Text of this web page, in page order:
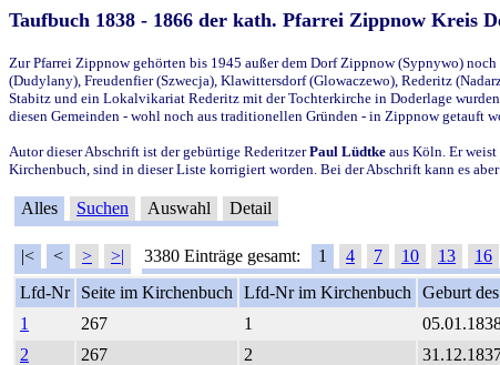
Taufbuch 1838 - 1866 der kath. Pfarrei Zippnow Kreis
Zur Pfarrei Zippnow gehörten bis 1945 außer dem Dorf Zippnow (Sypnywo)
(Dudylany), Freudenfier (Szwecja), Klawittersdorf (Glowaczewo), Rederitz
Stabitz und ein Lokalvikariat Rederitz mit der Tochterkirche in Doderlage
diesen Gemeinden - wohl noch aus traditionellen Gründen - in Zippnow getauft
Autor dieser Abschrift ist der gebürtige RederitzerPaul Lüdtke aus Köln. Er
Kirchenbuch, sind in dieser Liste korrigiert worden. Bei der Abschrift kann es
Alles Suchen Auswahl Detail
|< < > >| 3380 Einträge gesamt: 1 4 7 10 13 16
Lfd-Nr
Seite im Kirchenbuch Lfd-Nr im Kirchenbuch Geburt
1
267 1
2
267 2